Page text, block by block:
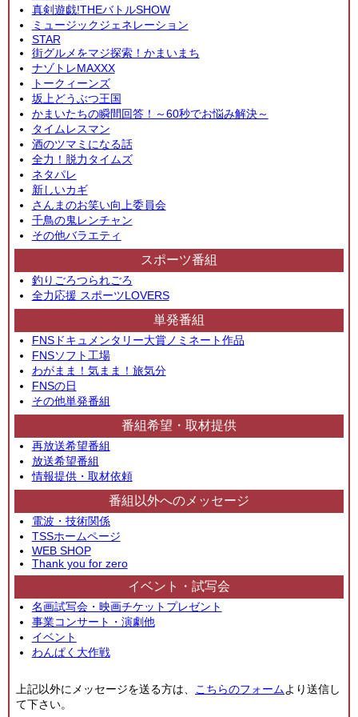
真剣遊戯!THEバトルSHOW
ミュージックジェネレーション
STAR
街グルメをマジ探索！かまいまち
ナゾトレMAXXX
トークィーンズ
坂上どうぶつ王国
かまいたちの瞬間回答！～60秒でお悩み解決～
タイムレスマン
酒のツマミになる話
全力！脱力タイムズ
ネタパレ
新しいカギ
さんまのお笑い向上委員会
千鳥の鬼レンチャン
その他バラエティ
スポーツ番組
釣りごろつられごろ
全力応援 スポーツLOVERS
単発番組
FNSドキュメンタリー大賞ノミネート作品
FNSソフト工場
わがまま！気まま！旅気分
FNSの日
その他単発番組
番組希望・取材提供
再放送希望番組
放送希望番組
情報提供・取材依頼
番組以外へのメッセージ
電波・技術関係
TSSホームページ
WEB SHOP
Thank you for zero
イベント・試写会
名画試写会・映画チケットプレゼント
事業コンサート・演劇他
イベント
わんぱく大作戦
上記以外にメッセージを送る方は、 こちらのフォームより送信し
て下さい。